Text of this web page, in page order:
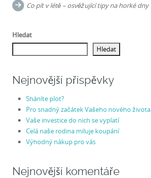
Co pít v létě – osvěžující tipy na horké dny
Hledat
Hledat
Nejnovější příspěvky
Sháníte plot?
Pro snadný začátek Vašeho nového života
Vaše investice do nich se vyplatí
Celá naše rodina miluje koupání
Výhodný nákup pro vás
Nejnovější komentáře